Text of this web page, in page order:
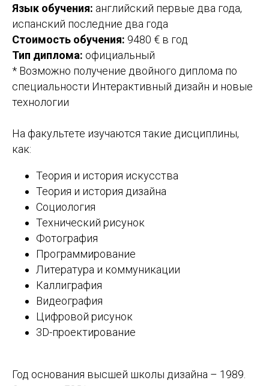
Язык обучения: английский первые два года,
испанский последние два года
Стоимость обучения: 9480 € в год
Тип диплома: официальный
* Возможно получение двойного диплома по
специальности Интерактивный дизайн и новые
технологии
На факультете изучаются такие дисциплины,
как:
Теория и история искусства
Теория и история дизайна
Социология
Технический рисунок
Фотография
Программирование
Литература и коммуникации
Каллиграфия
Видеография
Цифровой рисунок
3D-проектирование
Год основания высшей школы дизайна – 1989.